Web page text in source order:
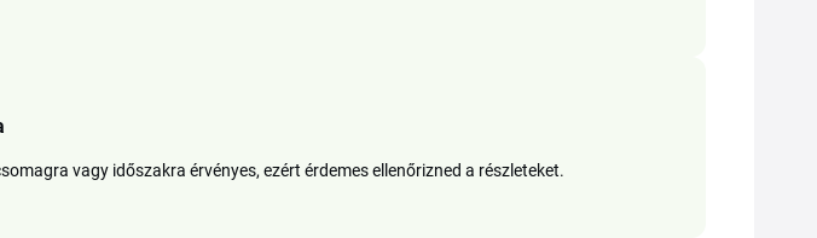
vagy időszakra érvényes, ezért érdemes ellenőrizned a részleteket.